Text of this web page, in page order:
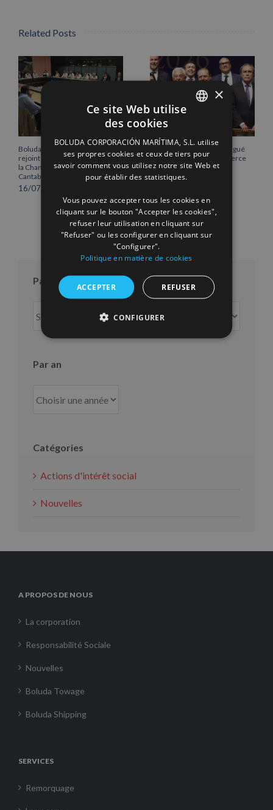
Related Posts
Boluda Corporación Marítima
rejoint l’Assemblée plénière de
la Chambre de commerce de
Cantabrie
16/07/2026
Vicente Boluda Fos distingué
par la Chambre de commerce
de Séville.
12/06/2026
Par mois
mois
Par an
Catégories
Actions d'intérêt social
Nouvelles
A PROPOS DE NOUS
La corporation
Responsabilité Sociale
Nouvelles
Boluda Towage
Boluda Shipping
SERVICES
Remorquage
ENGLISH
FRENCH
×
Ce site Web utilise
des cookies
BOLUDA CORPORACIÓN MARÍTIMA, S.L. utilise
ses propres cookies et ceux de tiers pour
savoir comment vous utilisez notre site Web et
pour établir des statistiques.
Vous pouvez accepter tous les cookies en
cliquant sur le bouton "Accepter les cookies",
refuser leur utilisation en cliquant sur
"Refuser" ou les configurer en cliquant sur
"Configurer".
Politique en matière de cookies
ACCEPTER REFUSER
CONFIGURER